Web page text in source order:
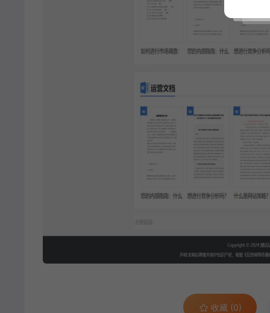
收藏 (0)